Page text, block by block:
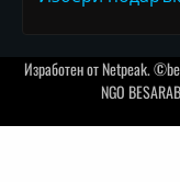
Изработен отNetpeak.
NGO